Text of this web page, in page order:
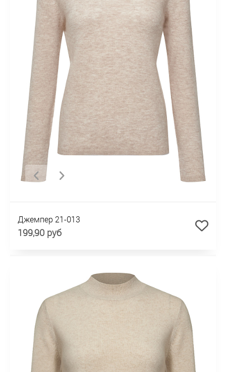
Джемпер 21-013
199,90 руб